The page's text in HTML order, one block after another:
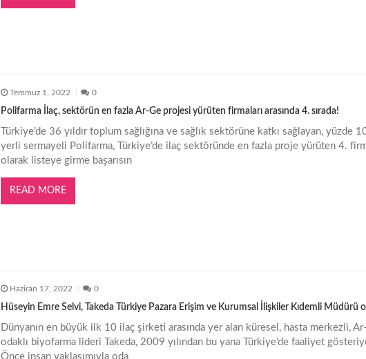
Temmuz 1, 2022 0
Polifarma İlaç, sektörün en fazla Ar-Ge projesi yürüten firmaları arasında 4. sırada!
Türkiye’de 36 yıldır toplum sağlığına ve sağlık sektörüne katkı sağlayan, yüzde
yerli sermayeli Polifarma, Türkiye’de ilaç sektöründe en fazla proje yürüten 4.
olarak listeye girme başarısın
READ MORE
Haziran 17, 2022 0
Hüseyin Emre Selvi, Takeda Türkiye Pazara Erişim ve Kurumsal İlişkiler Kıdemli Müdürü
Dünyanın en büyük ilk 10 ilaç şirketi arasında yer alan küresel, hasta merkezli,
odaklı biyofarma lideri Takeda, 2009 yılından bu yana Türkiye’de faaliyet
Önce insan yaklaşımıyla oda